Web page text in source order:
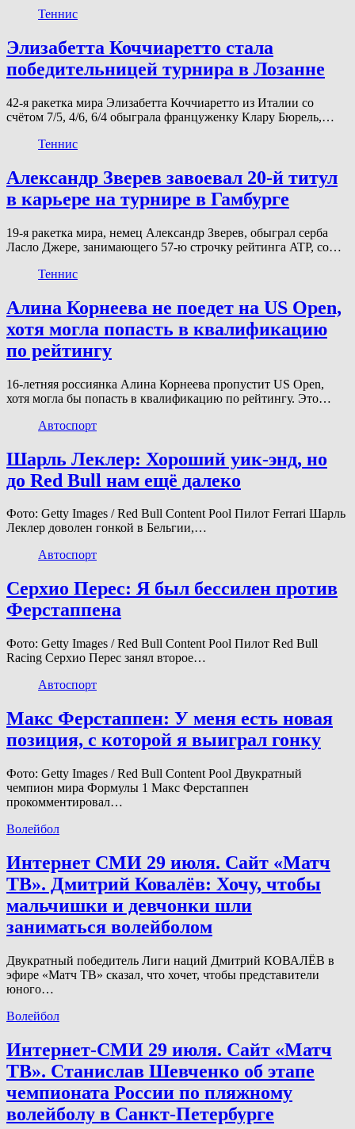
Теннис
Элизабетта Коччиаретто стала
победительницей турнира в Лозанне
42-я ракетка мира Элизабетта Коччиаретто из Италии со
счётом 7/5, 4/6, 6/4 обыграла француженку Клару Бюрель,…
Теннис
Александр Зверев завоевал 20-й титул
в карьере на турнире в Гамбурге
19-я ракетка мира, немец Александр Зверев, обыграл серба
Ласло Джере, занимающего 57-ю строчку рейтинга ATP, со…
Теннис
Алина Корнеева не поедет на US Open,
хотя могла попасть в квалификацию
по рейтингу
16-летняя россиянка Алина Корнеева пропустит US Open,
хотя могла бы попасть в квалификацию по рейтингу. Это…
Автоспорт
Шарль Леклер: Хороший уик-энд, но
до Red Bull нам ещё далеко
Фото: Getty Images / Red Bull Content Pool Пилот Ferrari Шарль
Леклер доволен гонкой в Бельгии,…
Автоспорт
Серхио Перес: Я был бессилен против
Ферстаппена
Фото: Getty Images / Red Bull Content Pool Пилот Red Bull
Racing Серхио Перес занял второе…
Автоспорт
Макс Ферстаппен: У меня есть новая
позиция, с которой я выиграл гонку
Фото: Getty Images / Red Bull Content Pool Двукратный
чемпион мира Формулы 1 Макс Ферстаппен
прокомментировал…
Волейбол
Интернет СМИ 29 июля. Сайт «Матч
ТВ». Дмитрий Ковалёв: Хочу, чтобы
мальчишки и девчонки шли
заниматься волейболом
Двукратный победитель Лиги наций Дмитрий КОВАЛЁВ в
эфире «Матч ТВ» сказал, что хочет, чтобы представители
юного…
Волейбол
Интернет-СМИ 29 июля. Сайт «Матч
ТВ». Станислав Шевченко об этапе
чемпионата России по пляжному
волейболу в Санкт-Петербурге